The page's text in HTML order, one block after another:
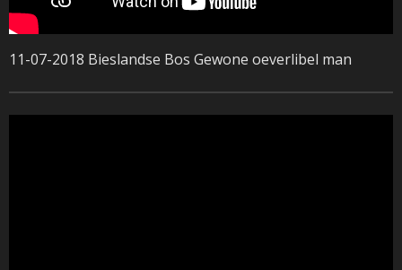
11-07-2018 Bieslandse Bos Gewone oeverlibel man